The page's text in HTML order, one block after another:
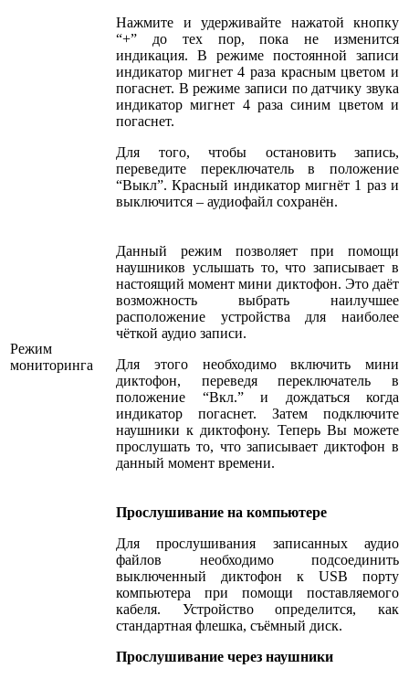
Нажмите и удерживайте нажатой кнопку
“+” до тех пор, пока не изменится
индикация. В режиме постоянной записи
индикатор мигнет 4 раза красным цветом и
погаснет. В режиме записи по датчику звука
индикатор мигнет 4 раза синим цветом и
погаснет.
Для того, чтобы остановить запись,
переведите переключатель в положение
“Выкл”. Красный индикатор мигнёт 1 раз и
выключится – аудиофайл сохранён.
Режим
мониторинга
Данный режим позволяет при помощи
наушников услышать то, что записывает в
настоящий момент мини диктофон. Это даёт
возможность выбрать наилучшее
расположение устройства для наиболее
чёткой аудио записи.
Для этого необходимо включить мини
диктофон, переведя переключатель в
положение “Вкл.” и дождаться когда
индикатор погаснет. Затем подключите
наушники к диктофону. Теперь Вы можете
прослушать то, что записывает диктофон в
данный момент времени.
Прослушивание на компьютере
Для прослушивания записанных аудио
файлов необходимо подсоединить
выключенный диктофон к USB порту
компьютера при помощи поставляемого
кабеля. Устройство определится, как
стандартная флешка, съёмный диск.
Прослушивание через наушники